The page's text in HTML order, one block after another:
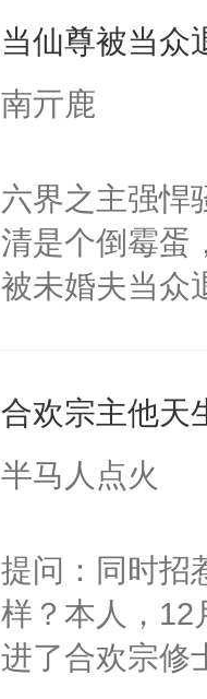
种威胁手段没
他是社恐，墨
不出去啊
道吗？大师兄
二师兄了。
忘记了对二师
会给大师兄回
现言烬就站在
静。这一世，
才任由受自毁
中有穿越者！
要在病痛中度
消失在夜空中
定！他要死
个被废的这么
轮椅，从家里
的夜晚离家
椅漂移，和野
地的束林秋，
了。那个男人
魔尊南北寒被
椅的男人给收
体统！结果装
当仙尊被当众
南亓鹿
六界之主强悍
清是个倒霉蛋
被未婚夫当众
日，人人同情
2：“宿问清，
天门结界，掳
柳妄渊起初是
味，即将一步
个屁！柳妄渊
合欢宗主他天
半马人点火
提问：同时招
样？本人，12
进了合欢宗修